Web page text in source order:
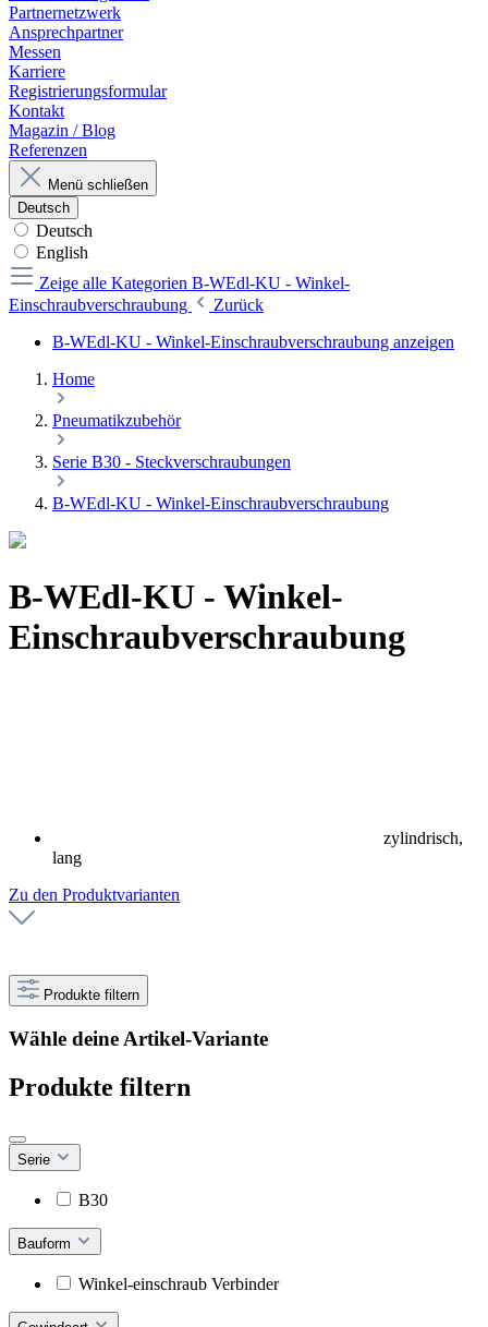
Partnernetzwerk
Ansprechpartner
Messen
Karriere
Registrierungsformular
Kontakt
Magazin / Blog
Referenzen
Menü schließen
Deutsch
Deutsch
English
Zeige alle Kategorien B-WEdl-KU - Winkel-
Einschraubverschraubung
Zurück
B-WEdl-KU - Winkel-Einschraubverschraubung anzeigen
Home
Pneumatikzubehör
Serie B30 - Steckverschraubungen
B-WEdl-KU - Winkel-Einschraubverschraubung
B-WEdl-KU - Winkel-
Einschraubverschraubung
zylindrisch,
lang
Zu den Produktvarianten
Produkte filtern
Wähle deine Artikel-Variante
Produkte filtern
Serie
B30
Bauform
Winkel-einschraub Verbinder